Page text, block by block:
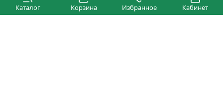
Смартфон Google Pixel 8
8/256Gb USA, Obsidian
Смартфон Google Pixel 8
Pro 12/128Gb USA, Bay
Каталог Корзина Избранное Кабинет